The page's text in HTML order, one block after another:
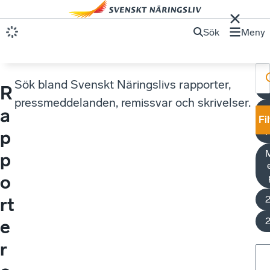
Sök Meny
R
a
p
p
o
rt
e
r
Sök bland Svenskt Näringslivs rapporter,
pressmeddelanden, remissvar och skrivelser.